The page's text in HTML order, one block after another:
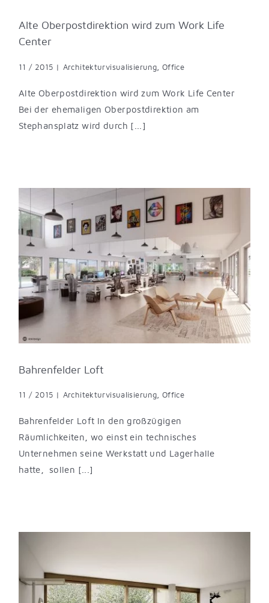
Alte Oberpostdirektion wird zum Work Life
Center
11 / 2015 | Architekturvisualisierung, Office
Alte Oberpostdirektion wird zum Work Life Center
Bei der ehemaligen Oberpostdirektion am
Stephansplatz wird durch [...]
Bahrenfelder Loft
11 / 2015 | Architekturvisualisierung, Office
Bahrenfelder Loft In den großzügigen
Räumlichkeiten, wo einst ein technisches
Unternehmen seine Werkstatt und Lagerhalle
hatte, sollen [...]